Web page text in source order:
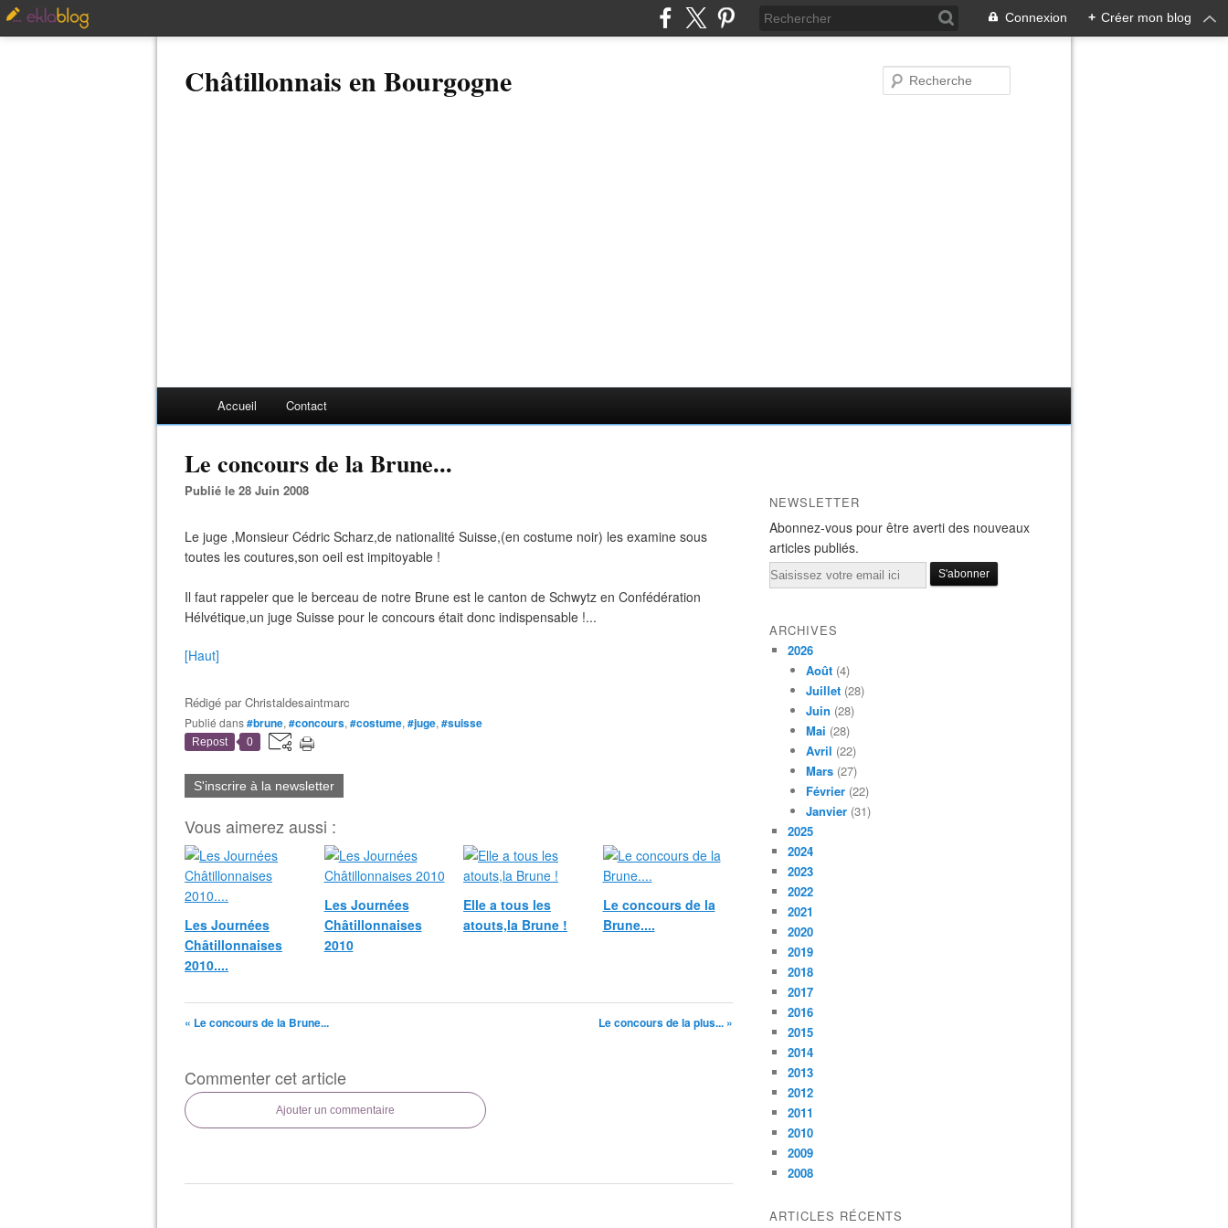
Connexion + Créer mon blog
Châtillonnais en Bourgogne
Accueil Contact
Le concours de la Brune...
Publié le 28 Juin 2008
Le juge ,Monsieur Cédric Scharz,de nationalité Suisse,(en costume noir) les examine sous
toutes les coutures,son oeil est impitoyable !
Il faut rappeler que le berceau de notre Brune est le canton de Schwytz en Confédération
Hélvétique,un juge Suisse pour le concours était donc indispensable !...
[Haut]
Rédigé parChristaldesaintmarc
Publié dans#brune, #concours, #costume, #juge, #suisse
Repost 0
S'inscrire à la newsletter
Vous aimerez aussi :
Les Journées
Châtillonnaises
2010....
Les Journées
Châtillonnaises
2010
Elle a tous les
atouts,la Brune !
Le concours de la
Brune....
« Le concours de la Brune... Le concours de la plus... »
Commenter cet article
Ajouter un commentaire
NEWSLETTER
Abonnez-vous pour être averti des nouveaux
articles publiés.
Email
ARCHIVES
2026
Août (4)
Juillet (28)
Juin (28)
Mai (28)
Avril (22)
Mars (27)
Février (22)
Janvier (31)
2025
2024
2023
2022
2021
2020
2019
2018
2017
2016
2015
2014
2013
2012
2011
2010
2009
2008
ARTICLES RÉCENTS